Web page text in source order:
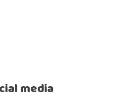
media